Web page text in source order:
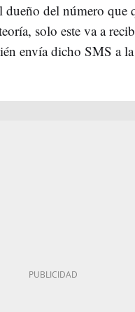
del número que
solo este va a
envía dicho SMS a